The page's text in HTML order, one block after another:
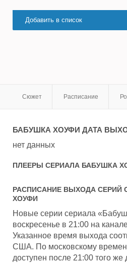
Добавить в список
Сюжет Расписание
БАБУШКА ХОУФИ ДАТА
нет данных
ПЛЕЕРЫ СЕРИАЛА БАБУШКА
РАСПИСАНИЕ ВЫХОДА СЕРИЙ
ХОУФИ
Новые серии сериала
воскресенье в 21:00 на
Указанное время выхода
США. По московскому
доступен после 21:00 того же